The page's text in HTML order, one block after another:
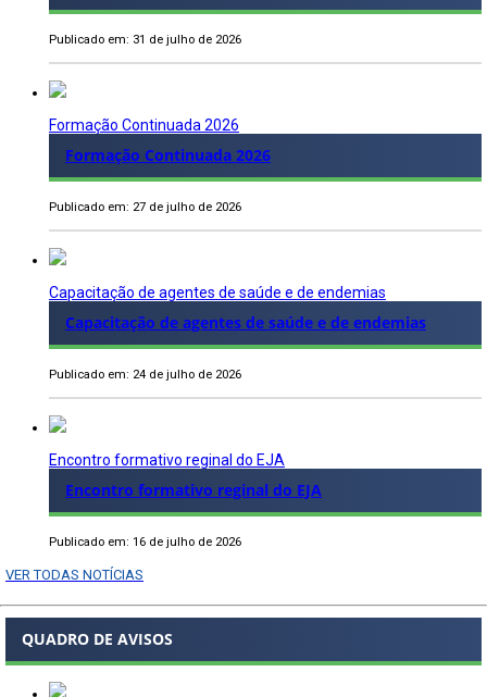
Publicado em: 31 de julho de 2026
Formação Continuada 2026
Formação Continuada 2026
Publicado em: 27 de julho de 2026
Capacitação de agentes de saúde e de endemias
Capacitação de agentes de saúde e de endemias
Publicado em: 24 de julho de 2026
Encontro formativo reginal do EJA
Encontro formativo reginal do EJA
Publicado em: 16 de julho de 2026
VER TODAS NOTÍCIAS
QUADRO DE AVISOS